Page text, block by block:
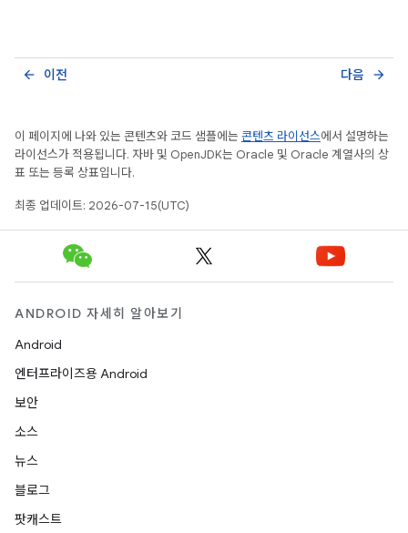
이전
arrow_back 다음 arrow_forward
이 페이지에 나와 있는 콘텐츠와 코드 샘플에는 콘텐츠 라이선스에서 설명하는
라이선스가 적용됩니다. 자바 및 OpenJDK는 Oracle 및 Oracle 계열사의 상
표 또는 등록 상표입니다.
최종 업데이트: 2026-07-15(UTC)
ANDROID 자세히 알아보기
Android
엔터프라이즈용 Android
보안
소스
뉴스
블로그
팟캐스트